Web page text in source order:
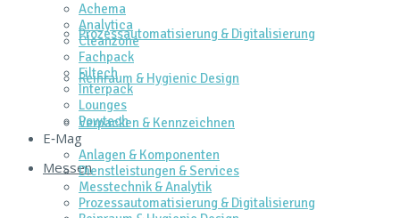
Prozessautomatisierung & Digitalisierung
Reinraum & Hygienic Design
Verpacken & Kennzeichnen
Messen
Achema
Analytica
Cleanzone
Fachpack
Filtech
Interpack
Lounges
Powtech
E‑Mag
Anlagen & Komponenten
Dienstleistungen & Services
Messtechnik & Analytik
Prozessautomatisierung & Digitalisierung